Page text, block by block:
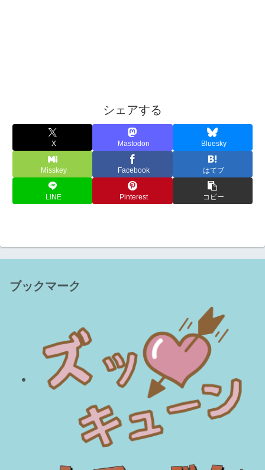
シェアする
X Mastodon Bluesky
Misskey Facebook はてブ
LINE Pinterest コピー
ブックマーク